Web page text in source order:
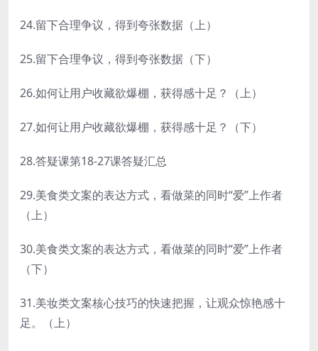
24.留下合理争议，得到夸张数据（上）
25.留下合理争议，得到夸张数据（下）
26.如何让用户收藏欲爆棚，获得感十足？（上）
27.如何让用户收藏欲爆棚，获得感十足？（下）
28.答疑课第18-27课答疑汇总
29.美食类文案的表达方式，看做菜的同时“爱”上作者
（上）
30.美食类文案的表达方式，看做菜的同时“爱”上作者
（下）
31.美妆类文案核心技巧的快速把握，让观众惊艳感十
足。（上）